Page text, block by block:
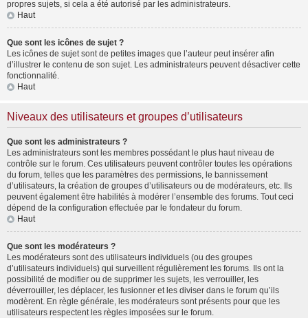
propres sujets, si cela a été autorisé par les administrateurs.
Haut
Que sont les icônes de sujet ?
Les icônes de sujet sont de petites images que l’auteur peut insérer afin
d’illustrer le contenu de son sujet. Les administrateurs peuvent désactiver cette
fonctionnalité.
Haut
Niveaux des utilisateurs et groupes d’utilisateurs
Que sont les administrateurs ?
Les administrateurs sont les membres possédant le plus haut niveau de
contrôle sur le forum. Ces utilisateurs peuvent contrôler toutes les opérations
du forum, telles que les paramètres des permissions, le bannissement
d’utilisateurs, la création de groupes d’utilisateurs ou de modérateurs, etc. Ils
peuvent également être habilités à modérer l’ensemble des forums. Tout ceci
dépend de la configuration effectuée par le fondateur du forum.
Haut
Que sont les modérateurs ?
Les modérateurs sont des utilisateurs individuels (ou des groupes
d’utilisateurs individuels) qui surveillent régulièrement les forums. Ils ont la
possibilité de modifier ou de supprimer les sujets, les verrouiller, les
déverrouiller, les déplacer, les fusionner et les diviser dans le forum qu’ils
modèrent. En règle générale, les modérateurs sont présents pour que les
utilisateurs respectent les règles imposées sur le forum.